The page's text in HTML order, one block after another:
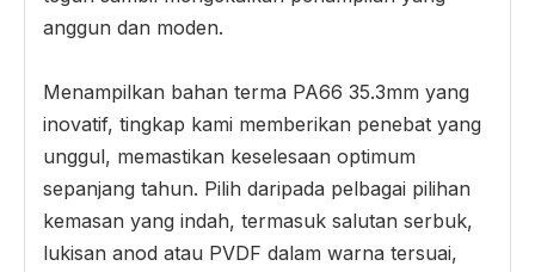
anggun dan moden.
Menampilkan bahan terma PA66 35.3mm yang
inovatif, tingkap kami memberikan penebat yang
unggul, memastikan keselesaan optimum
sepanjang tahun. Pilih daripada pelbagai pilihan
kemasan yang indah, termasuk salutan serbuk,
lukisan anod atau PVDF dalam warna tersuai,